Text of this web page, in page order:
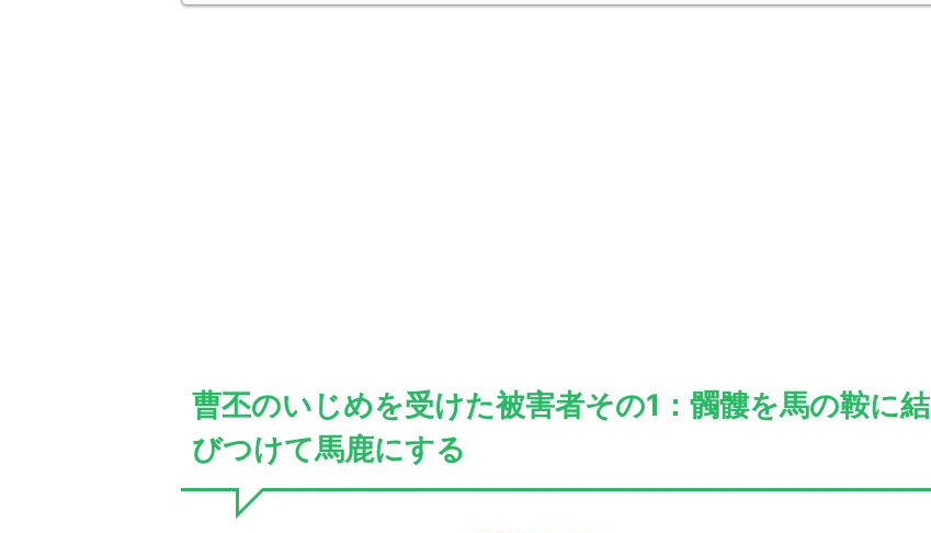
曹丕のいじめを受けた被害者その1：髑髏を馬の鞍に結
びつけて馬鹿にする